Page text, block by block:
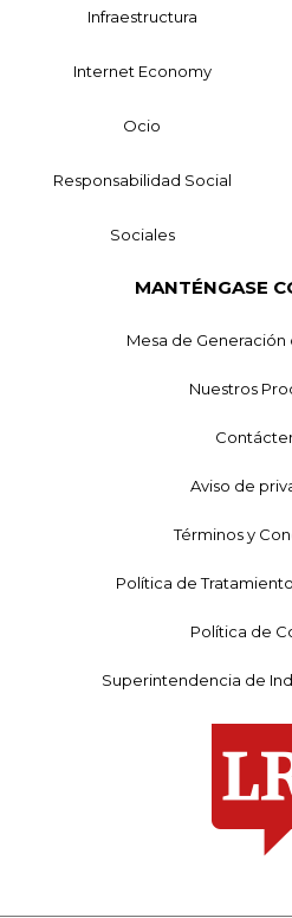
Infraestructura
Internet Economy
Ocio
Responsabilidad Social
Sociales
MANTÉNGASE
Mesa de
Nuestros
Aviso de
Términos y
Política de
Política de
Superintendencia de